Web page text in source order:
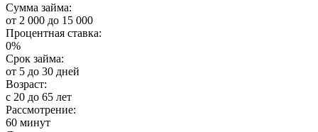
Сумма займа:
от 2 000 до 15 000
Процентная ставка:
0%
Срок займа:
от 5 до 30 дней
Возраст:
с 20 до 65 лет
Рассмотрение:
60 минут